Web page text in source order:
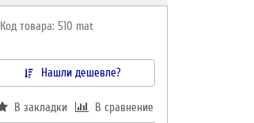
Код товара: 510 mat
Нашли дешевле?
В закладки В сравнение